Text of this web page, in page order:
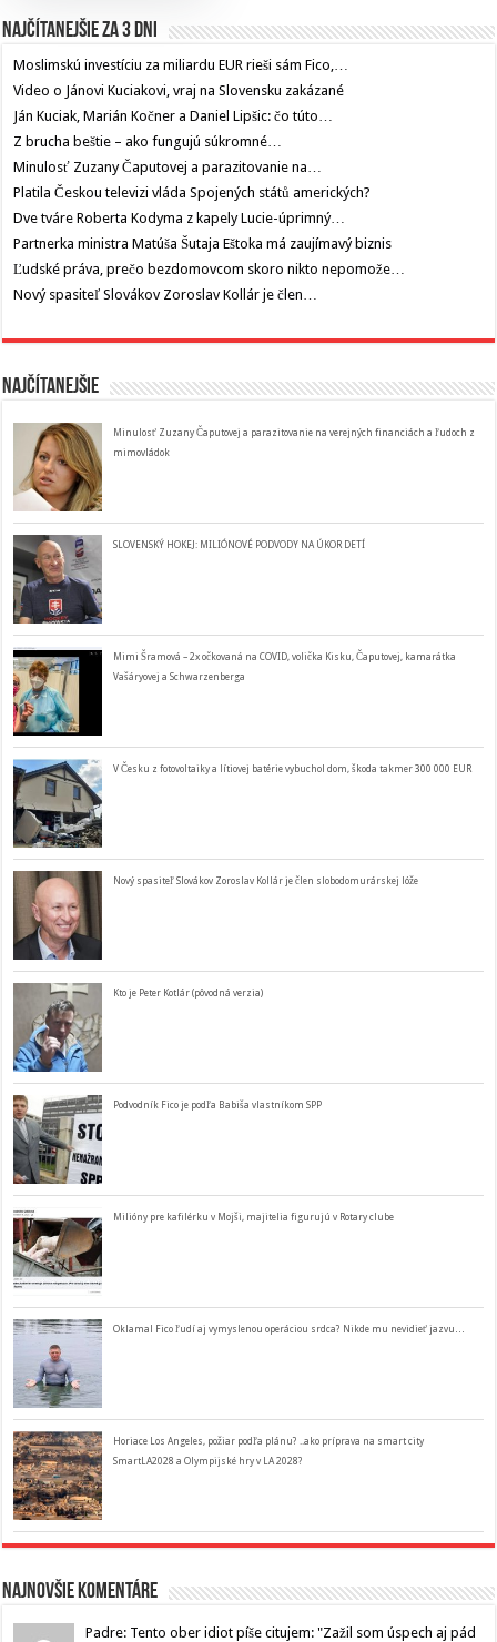
Najčítanejšie za 3 dni
Moslimskú investíciu za miliardu EUR rieši sám Fico,…
Video o Jánovi Kuciakovi, vraj na Slovensku zakázané
Ján Kuciak, Marián Kočner a Daniel Lipšic: čo túto…
Z brucha beštie – ako fungujú súkromné…
Minulosť Zuzany Čaputovej a parazitovanie na…
Platila Českou televizi vláda Spojených států amerických?
Dve tváre Roberta Kodyma z kapely Lucie-úprimný…
Partnerka ministra Matúša Šutaja Eštoka má zaujímavý biznis
Ľudské práva, prečo bezdomovcom skoro nikto nepomože…
Nový spasiteľ Slovákov Zoroslav Kollár je člen…
Najčítanejšie
Minulosť Zuzany Čaputovej a parazitovanie na verejných financiách a ľudoch z
mimovládok
SLOVENSKÝ HOKEJ: MILIÓNOVÉ PODVODY NA ÚKOR DETÍ
Mimi Šramová – 2x očkovaná na COVID, volička Kisku, Čaputovej, kamarátka
Vašáryovej a Schwarzenberga
V Česku z fotovoltaiky a lítiovej batérie vybuchol dom, škoda takmer 300 000 EUR
Nový spasiteľ Slovákov Zoroslav Kollár je člen slobodomurárskej lóže
Kto je Peter Kotlár (pôvodná verzia)
Podvodník Fico je podľa Babiša vlastníkom SPP
Milióny pre kafilérku v Mojši, majitelia figurujú v Rotary clube
Oklamal Fico ľudí aj vymyslenou operáciou srdca? Nikde mu nevidieť jazvu…
Horiace Los Angeles, požiar podľa plánu? ..ako príprava na smart city
SmartLA2028 a Olympijské hry v LA 2028?
Najnovšie komentáre
Padre: Tento ober idiot píše citujem: "Zažil som úspech aj pád